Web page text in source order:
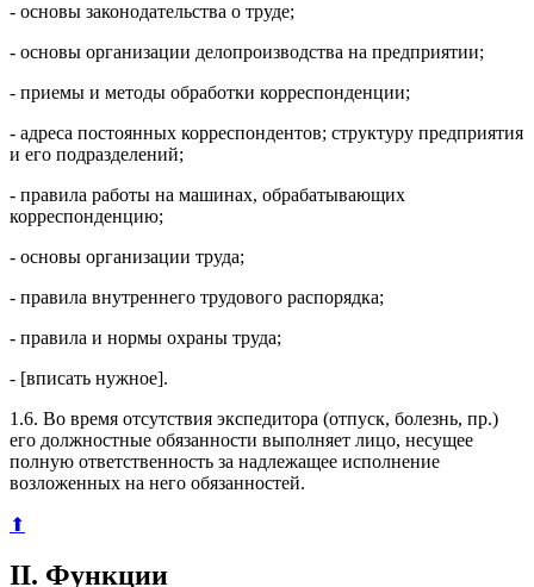
- основы законодательства о труде;
- основы организации делопроизводства на предприятии;
- приемы и методы обработки корреспонденции;
- адреса постоянных корреспондентов; структуру предприятия
и его подразделений;
- правила работы на машинах, обрабатывающих
корреспонденцию;
- основы организации труда;
- правила внутреннего трудового распорядка;
- правила и нормы охраны труда;
- [вписать нужное].
1.6. Во время отсутствия экспедитора (отпуск, болезнь, пр.)
его должностные обязанности выполняет лицо, несущее
полную ответственность за надлежащее исполнение
возложенных на него обязанностей.
⬆
II. Функции